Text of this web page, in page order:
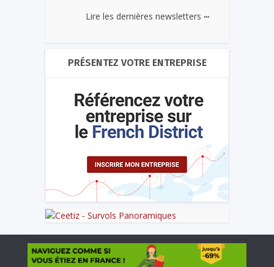
Lire les dernières newsletters ...
PRÉSENTEZ VOTRE ENTREPRISE